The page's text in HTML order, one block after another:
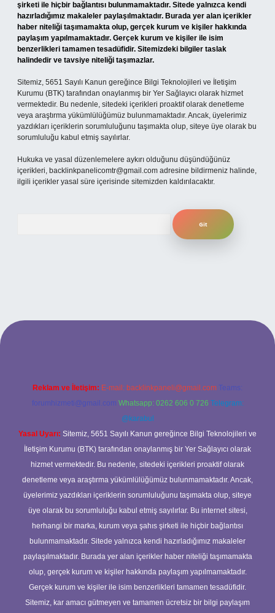
şirketi ile hiçbir bağlantısı bulunmamaktadır. Sitede yalnızca kendi
hazırladığımız makaleler paylaşılmaktadır. Burada yer alan içerikler
haber niteliği taşımamakta olup, gerçek kurum ve kişiler hakkında
paylaşım yapılmamaktadır. Gerçek kurum ve kişiler ile isim
benzerlikleri tamamen tesadüfidir. Sitemizdeki bilgiler taslak
halindedir ve tavsiye niteliği taşımazlar.
Sitemiz, 5651 Sayılı Kanun gereğince Bilgi Teknolojileri ve İletişim
Kurumu (BTK) tarafından onaylanmış bir Yer Sağlayıcı olarak hizmet
vermektedir. Bu nedenle, sitedeki içerikleri proaktif olarak denetleme
veya araştırma yükümlülüğümüz bulunmamaktadır. Ancak, üyelerimiz
yazdıkları içeriklerin sorumluluğunu taşımakta olup, siteye üye olarak bu
sorumluluğu kabul etmiş sayılırlar.
Hukuka ve yasal düzenlemelere aykırı olduğunu düşündüğünüz
içerikleri, backlinkpanelicomtr@gmail.com adresine bildirmeniz halinde,
ilgili içerikler yasal süre içerisinde sitemizden kaldırılacaktır.
ilbet yeni giriş adresi
Reklam ve İletişim: E-mail: backlinkpaneli@gmail.com Teams:
forumhizmeti@gmail.com Whatsapp: 0262 606 0 726 Telegram:
@karabul
Yasal Uyarı: Sitemiz, 5651 Sayılı Kanun gereğince Bilgi Teknolojileri ve
İletişim Kurumu (BTK) tarafından onaylanmış bir Yer Sağlayıcı olarak
hizmet vermektedir. Bu nedenle, sitedeki içerikleri proaktif olarak
denetleme veya araştırma yükümlülüğümüz bulunmamaktadır. Ancak,
üyelerimiz yazdıkları içeriklerin sorumluluğunu taşımakta olup, siteye
üye olarak bu sorumluluğu kabul etmiş sayılırlar. Bu internet sitesi,
herhangi bir marka, kurum veya şahıs şirketi ile hiçbir bağlantısı
bulunmamaktadır. Sitede yalnızca kendi hazırladığımız makaleler
paylaşılmaktadır. Burada yer alan içerikler haber niteliği taşımamakta
olup, gerçek kurum ve kişiler hakkında paylaşım yapılmamaktadır.
Gerçek kurum ve kişiler ile isim benzerlikleri tamamen tesadüfidir.
Sitemiz, kar amacı gütmeyen ve tamamen ücretsiz bir bilgi paylaşım